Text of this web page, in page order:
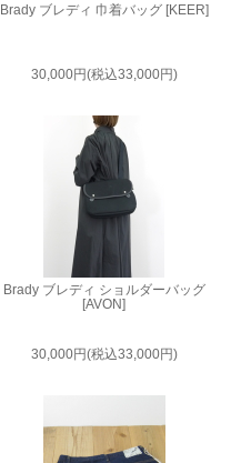
Brady ブレディ 巾着バッグ [KEER]
30,000円(税込33,000円)
Brady ブレディ ショルダーバッグ
[AVON]
30,000円(税込33,000円)